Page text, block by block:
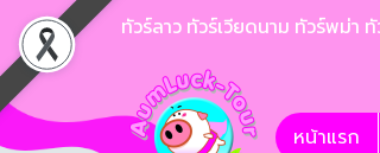
ทัวร์ลาว ทัวร์เวียดนาม ทัวร์พม่า
หน้าแรก